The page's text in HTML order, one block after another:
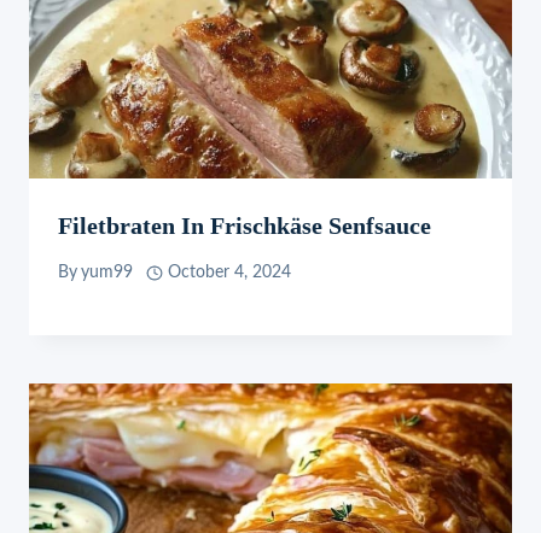
Filetbraten In Frischkäse Senfsauce
By yum99 October 4, 2024